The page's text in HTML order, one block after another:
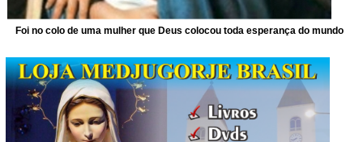
Foi no colo de uma mulher que Deus colocou toda esperança do mundo